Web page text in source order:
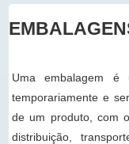
Uma embalagem é
temporariamente e
de um produto, com
distribuição,